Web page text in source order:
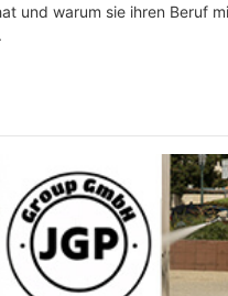
und warum sie ihren Beruf